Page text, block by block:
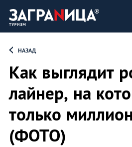
НАЗАД
Как выглядит
лайнер, на
только
(ФОТО)